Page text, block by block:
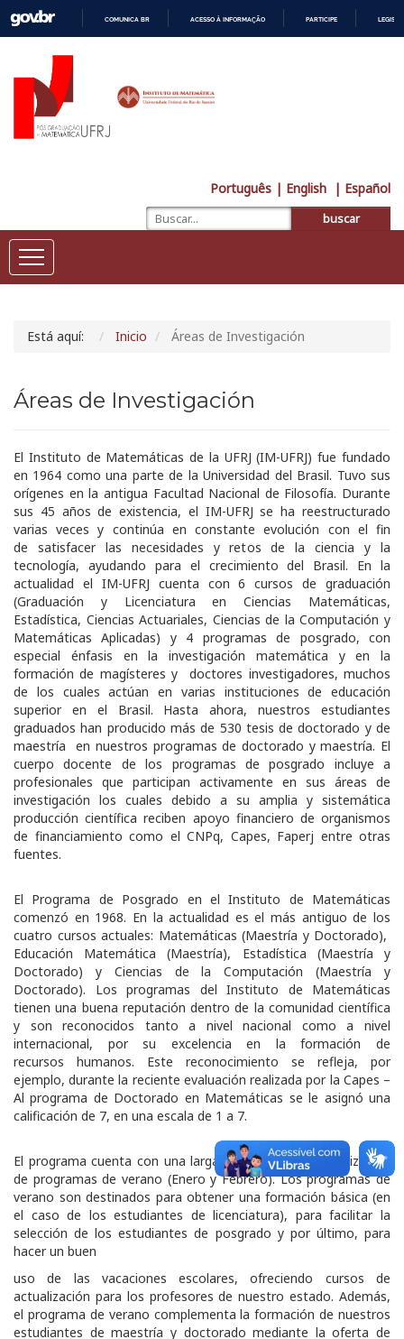
COMUNICA BR ACESSO À INFORMAÇÃO PARTICIPE
Português | English | Español
buscar
Está aquí: Inicio Áreas de Investigación
Áreas de Investigación
El Instituto de Matemáticas de la UFRJ (IM-UFRJ) fue fundado
en 1964 como una parte de la Universidad del Brasil. Tuvo sus
orígenes en la antigua Facultad Nacional de Filosofía. Durante
sus 45 años de existencia, el IM-UFRJ se ha reestructurado
varias veces y continúa en constante evolución con el fin
de satisfacer las necesidades y retos de la ciencia y la
tecnología, ayudando para el crecimiento del Brasil. En la
actualidad el IM-UFRJ cuenta con 6 cursos de graduación
(Graduación y Licenciatura en Ciencias Matemáticas,
Estadística, Ciencias Actuariales, Ciencias de la Computación y
Matemáticas Aplicadas) y 4 programas de posgrado, con
especial énfasis en la investigación matemática y en la
formación de magísteres y doctores investigadores, muchos
de los cuales actúan en varias instituciones de educación
superior en el Brasil. Hasta ahora, nuestros estudiantes
graduados han producido más de 530 tesis de doctorado y de
maestría en nuestros programas de doctorado y maestría. El
cuerpo docente de los programas de posgrado incluye a
profesionales que participan activamente en sus áreas de
investigación los cuales debido a su amplia y sistemática
producción científica reciben apoyo financiero de organismos
de financiamiento como el CNPq, Capes, Faperj entre otras
fuentes.
El Programa de Posgrado en el Instituto de Matemáticas
comenzó en 1968. En la actualidad es el más antiguo de los
cuatro cursos actuales: Matemáticas (Maestría y Doctorado),
Educación Matemática (Maestría), Estadística (Maestría y
Doctorado) y Ciencias de la Computación (Maestría y
Doctorado). Los programas del Instituto de Matemáticas
tienen una buena reputación dentro de la comunidad científica
y son reconocidos tanto a nivel nacional como a nivel
internacional, por su excelencia en la formación de
recursos humanos. Este reconocimiento se refleja, por
ejemplo, durante la reciente evaluación realizada por la Capes –
Al programa de Doctorado en Matemáticas se le asignó una
calificación de 7, en una escala de 1 a 7.
El programa cuenta con una larga tradición en la organización
de programas de verano (Enero y Febrero). Los programas de
verano son destinados para obtener una formación básica (en
el caso de los estudiantes de licenciatura), para facilitar la
selección de los estudiantes de posgrado y por último, para
hacer un buen
uso de las vacaciones escolares, ofreciendo cursos de
actualización para los profesores de nuestro estado. Además,
el programa de verano complementa la formación de nuestros
estudiantes de maestría y doctorado mediante la oferta de